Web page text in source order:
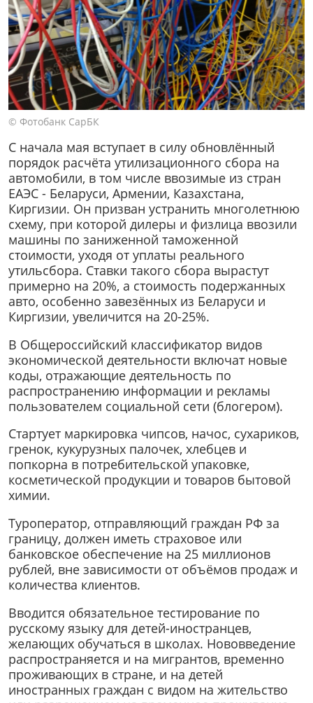
© Фотобанк СарБК
С начала мая вступает в силу обновлённый
порядок расчёта утилизационного сбора на
автомобили, в том числе ввозимые из стран
ЕАЭС - Беларуси, Армении, Казахстана,
Киргизии. Он призван устранить многолетнюю
схему, при которой дилеры и физлица ввозили
машины по заниженной таможенной
стоимости, уходя от уплаты реального
утильсбора. Ставки такого сбора вырастут
примерно на 20%, а стоимость подержанных
авто, особенно завезённых из Беларуси и
Киргизии, увеличится на 20-25%.
В Общероссийский классификатор видов
экономической деятельности включат новые
коды, отражающие деятельность по
распространению информации и рекламы
пользователем социальной сети (блогером).
Стартует маркировка чипсов, начос, сухариков,
гренок, кукурузных палочек, хлебцев и
попкорна в потребительской упаковке,
косметической продукции и товаров бытовой
химии.
Туроператор, отправляющий граждан РФ за
границу, должен иметь страховое или
банковское обеспечение на 25 миллионов
рублей, вне зависимости от объёмов продаж и
количества клиентов.
Вводится обязательное тестирование по
русскому языку для детей-иностранцев,
желающих обучаться в школах. Нововведение
распространяется и на мигрантов, временно
проживающих в стране, и на детей
иностранных граждан с видом на жительство